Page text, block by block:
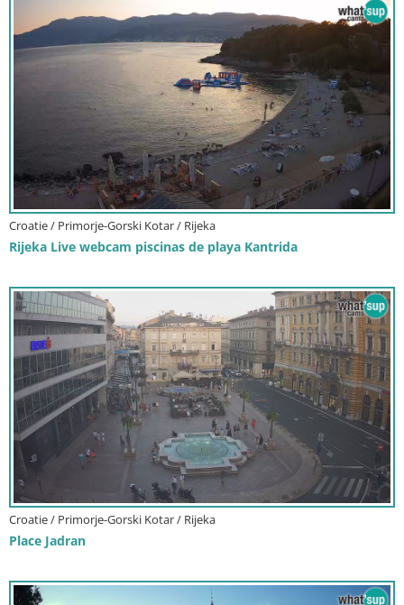
Croatie / Primorje-Gorski Kotar / Rijeka
Rijeka Live webcam piscinas de playa Kantrida
Croatie / Primorje-Gorski Kotar / Rijeka
Place Jadran